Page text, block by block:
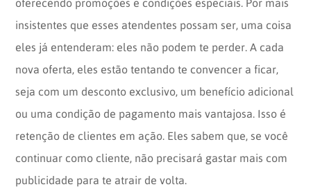
oferecendo promoções e condições especiais. Por mais
insistentes que esses atendentes possam ser, uma coisa
eles já entenderam: eles não podem te perder. A cada
nova oferta, eles estão tentando te convencer a ficar,
seja com um desconto exclusivo, um benefício adicional
ou uma condição de pagamento mais vantajosa. Isso é
retenção de clientes em ação. Eles sabem que, se você
continuar como cliente, não precisará gastar mais com
publicidade para te atrair de volta.